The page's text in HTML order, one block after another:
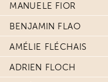
MANUELE FIOR
BENJAMIN FLAO
AMÉLIE FLÉCHAIS
ADRIEN FLOCH